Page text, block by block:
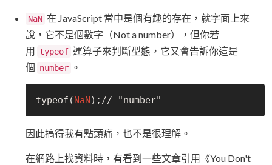
NaN 在 JavaScript 當中是個有趣的存在，就字面上來
說，它不是個數字（Not a number），但你若
用
typeof 運算子來判斷型態，它又會告訴你這是
個
number 。
typeof(NaN
因此搞得我有點頭痛，也不是很理解。
在網路上找資料時，有看到一些文章引用《You Don't